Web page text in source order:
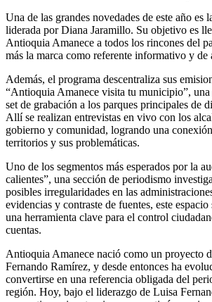
Una de las grandes novedades de este año es
liderada por Diana Jaramillo. Su objetivo es
Antioquia Amanece a todos los rincones del
más la marca como referente informativo y de
Además, el programa descentraliza sus
“Antioquia Amanece visita tu municipio”, una
set de grabación a los parques principales de
Allí se realizan entrevistas en vivo con los
gobierno y comunidad, logrando una
territorios y sus problemáticas.
Uno de los segmentos más esperados por la
calientes”, una sección de periodismo
posibles irregularidades en las
evidencias y contraste de fuentes, este
una herramienta clave para el control
cuentas.
Antioquia Amanece nació como un proyecto
Fernando Ramírez, y desde entonces ha
convertirse en una referencia obligada del
región. Hoy, bajo el liderazgo de Luisa